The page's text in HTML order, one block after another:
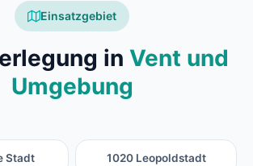
Einsatzgebiet
in Vent und
Umgebung
Stadt 1020 Leopoldstadt